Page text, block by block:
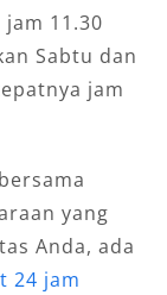
11.30
Sabtu dan
jam
yang
Anda, ada
24 jam